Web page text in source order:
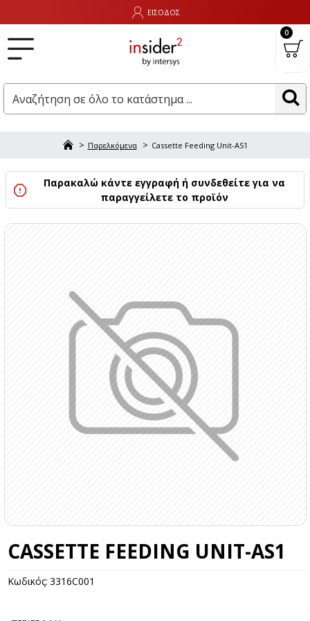
ΕΙΣΟΔΟΣ
0
Παρελκόμενα Cassette Feeding Unit-AS1
Παρακαλώ κάντε εγγραφή ή συνδεθείτε για να
παραγγείλετε το προϊόν
CASSETTE FEEDING UNIT-AS1
Κωδικός: 3316C001